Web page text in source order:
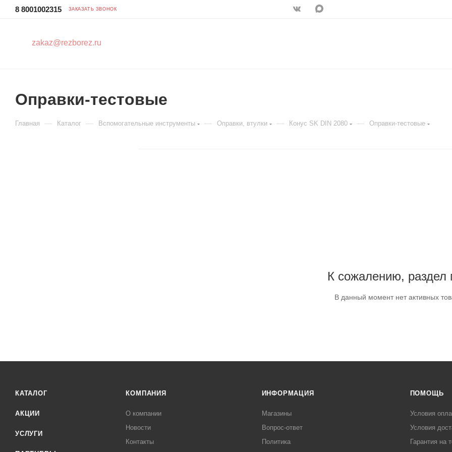
8 8001002315 ЗАКАЗАТЬ ЗВОНОК
zakaz@rezborez.ru
Оправки-тестовые
Главная — Каталог — Вспомогательные инструменты — Оправки, втулки — Конус SK DIN 2080 — Оправки-тестовые
К сожалению, раздел
В данный момент нет активных
КАТАЛОГ
АКЦИИ
УСЛУГИ
КОМПАНИЯ
О компании
Новости
Контакты
ИНФОРМАЦИЯ
Магазины
Вопрос-ответ
Политика
ПОМОЩЬ
Условия
Условия
Гарантия на